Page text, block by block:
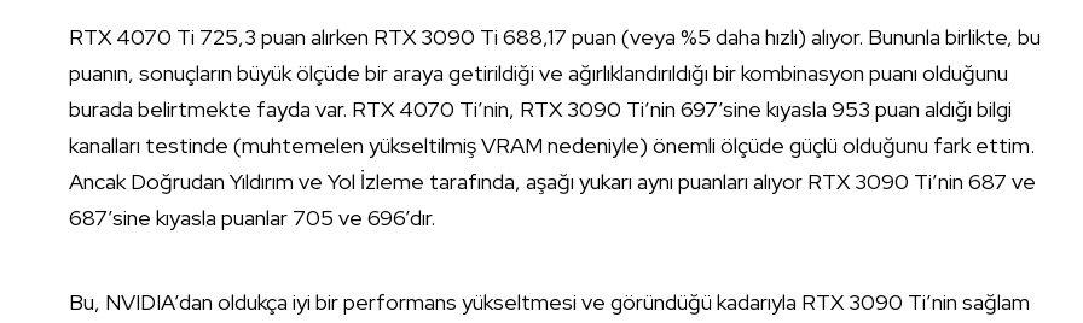
RTX 4070 Ti 725,3 puan alırken RTX 3090 Ti 688,17 puan (veya %5 daha hızlı) alıyor. Bununla birlikte, bu
puanın, sonuçların büyük ölçüde bir araya getirildiği ve ağırlıklandırıldığı bir kombinasyon puanı olduğunu
burada belirtmekte fayda var. RTX 4070 Ti’nin, RTX 3090 Ti’nin 697’sine kıyasla 953 puan aldığı bilgi
kanalları testinde (muhtemelen yükseltilmiş VRAM nedeniyle) önemli ölçüde güçlü olduğunu fark ettim.
Ancak Doğrudan Yıldırım ve Yol İzleme tarafında, aşağı yukarı aynı puanları alıyor RTX 3090 Ti’nin 687 ve
687’sine kıyasla puanlar 705 ve 696’dır.
Bu, NVIDIA’dan oldukça iyi bir performans yükseltmesi ve göründüğü kadarıyla RTX 3090 Ti’nin sağlam